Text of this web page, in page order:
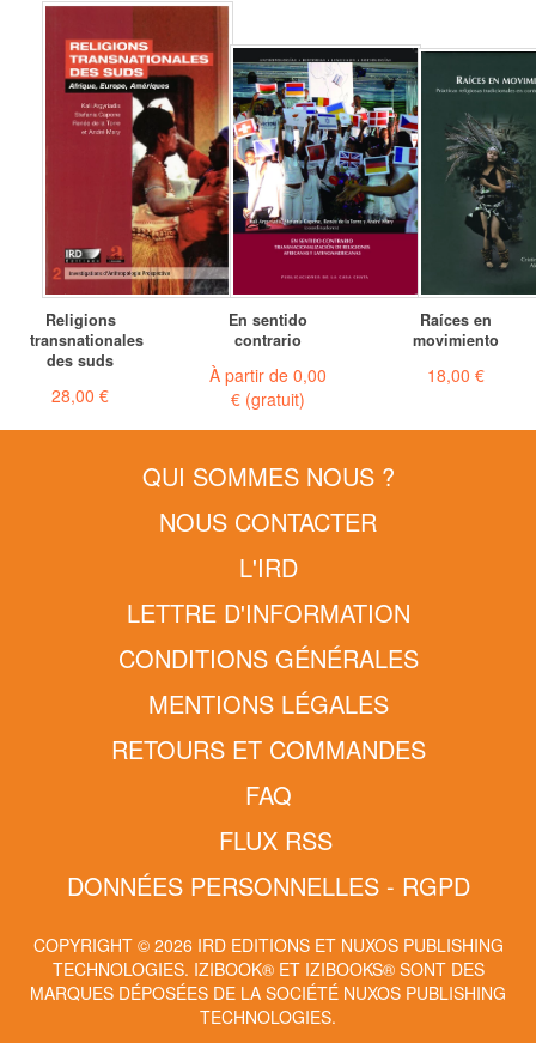
Religions
transnationales
des suds
28,00 €
En sentido
contrario
À partir de 0,00
€ (gratuit)
Raíces en
movimiento
18,00 €
QUI SOMMES NOUS ?
NOUS CONTACTER
L'IRD
LETTRE D'INFORMATION
CONDITIONS GÉNÉRALES
MENTIONS LÉGALES
RETOURS ET COMMANDES
FAQ
FLUX RSS
DONNÉES PERSONNELLES - RGPD
COPYRIGHT © 2026 IRD EDITIONS ET NUXOS PUBLISHING
TECHNOLOGIES. IZIBOOK®ET IZIBOOKS®SONT DES
MARQUES DÉPOSÉES DE LA SOCIÉTÉ NUXOS PUBLISHING
TECHNOLOGIES.